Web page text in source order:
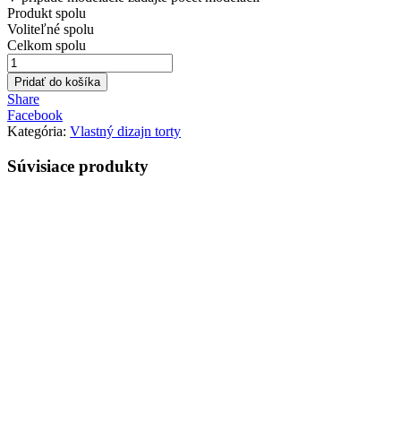
Produkt spolu
Voliteľné spolu
Celkom spolu
množstvo
Torta
30
cm,
2x
plnená
Pridať do košíka
Share
Facebook
Kategória: Vlastný dizajn torty
Súvisiace produkty